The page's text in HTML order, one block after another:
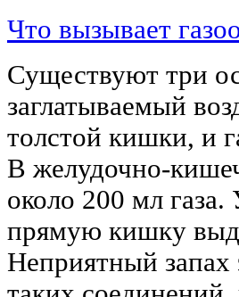
Что вызывает
Существуют три
заглатываемый
толстой кишки, и
В желудочно-
около 200 мл
прямую кишку
Неприятный запах